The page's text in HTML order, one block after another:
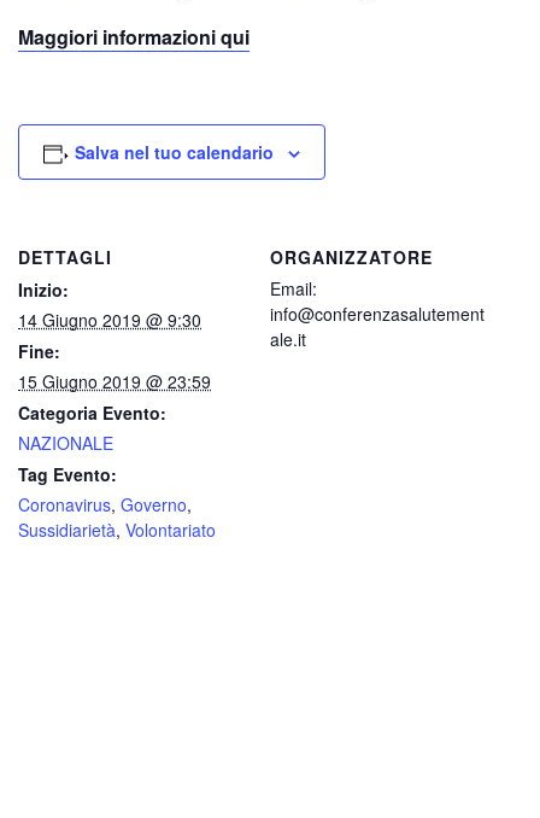
Maggiori informazioni qui
Salva nel tuo calendario
DETTAGLI
Inizio:
14 Giugno 2019 @ 9:30
Fine:
15 Giugno 2019 @ 23:59
Categoria Evento:
NAZIONALE
Tag Evento:
Coronavirus, Governo,
Sussidiarietà, Volontariato
ORGANIZZATORE
Email:
info@conferenzasalutement
ale.it